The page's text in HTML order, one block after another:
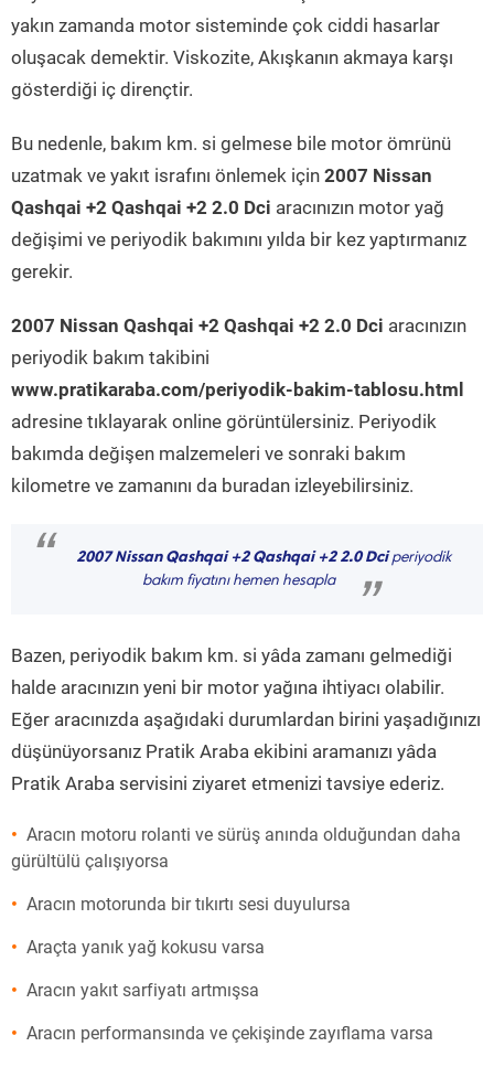
yakın zamanda motor sisteminde çok ciddi hasarlar
oluşacak demektir. Viskozite, Akışkanın akmaya karşı
gösterdiği iç dirençtir.
Bu nedenle, bakım km. si gelmese bile motor ömrünü
uzatmak ve yakıt israfını önlemek için 2007 Nissan
Qashqai +2 Qashqai +2 2.0 Dci aracınızın motor yağ
değişimi ve periyodik bakımını yılda bir kez yaptırmanız
gerekir.
2007 Nissan Qashqai +2 Qashqai +2 2.0 Dci aracınızın
periyodik bakım takibini
www.pratikaraba.com/periyodik-bakim-tablosu.html
adresine tıklayarak online görüntülersiniz. Periyodik
bakımda değişen malzemeleri ve sonraki bakım
kilometre ve zamanını da buradan izleyebilirsiniz.
“ 2007 Nissan Qashqai +2 Qashqai +2 2.0 Dciperiyodik
bakım fiyatını hemen hesapla
”
Bazen, periyodik bakım km. si yâda zamanı gelmediği
halde aracınızın yeni bir motor yağına ihtiyacı olabilir.
Eğer aracınızda aşağıdaki durumlardan birini yaşadığınızı
düşünüyorsanız Pratik Araba ekibini aramanızı yâda
Pratik Araba servisini ziyaret etmenizi tavsiye ederiz.
Aracın motoru rolanti ve sürüş anında olduğundan daha
gürültülü çalışıyorsa
Aracın motorunda bir tıkırtı sesi duyulursa
Araçta yanık yağ kokusu varsa
Aracın yakıt sarfiyatı artmışsa
Aracın performansında ve çekişinde zayıflama varsa